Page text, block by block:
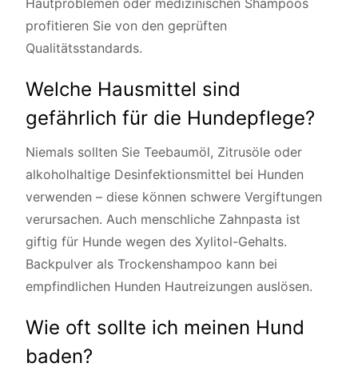
Hautproblemen oder medizinischen Shampoos
profitieren Sie von den geprüften
Qualitätsstandards.
Welche Hausmittel sind
gefährlich für die Hundepflege?
Niemals sollten Sie Teebaumöl, Zitrusöle oder
alkoholhaltige Desinfektionsmittel bei Hunden
verwenden – diese können schwere Vergiftungen
verursachen. Auch menschliche Zahnpasta ist
giftig für Hunde wegen des Xylitol-Gehalts.
Backpulver als Trockenshampoo kann bei
empfindlichen Hunden Hautreizungen auslösen.
Wie oft sollte ich meinen Hund
baden?